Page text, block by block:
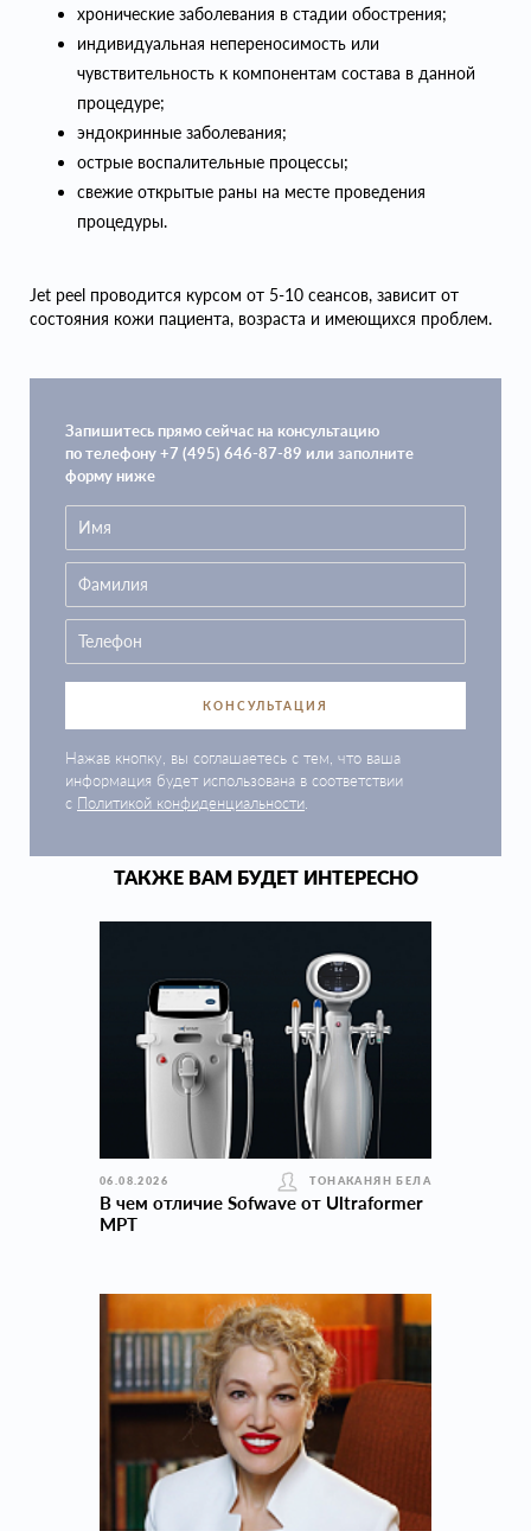
хронические заболевания в стадии обострения;
индивидуальная непереносимость или
чувствительность к компонентам состава в данной
процедуре;
эндокринные заболевания;
острые воспалительные процессы;
свежие открытые раны на месте проведения
процедуры.
Jet peel проводится курсом от 5-10 сеансов, зависит от
состояния кожи пациента, возраста и имеющихся проблем.
Запишитесь прямо сейчас на консультацию
по телефону +7 (495) 646-87-89 или заполните
форму ниже
КОНСУЛЬТАЦИЯ
Нажав кнопку, вы соглашаетесь с тем, что ваша
информация будет использована в соответствии
с Политикой конфиденциальности
ТАКЖЕ ВАМ БУДЕТ ИНТЕРЕСНО
06.08.2026 ТОНАКАНЯН БЕЛА
В чем отличие Sofwave от Ultraformer
MPT